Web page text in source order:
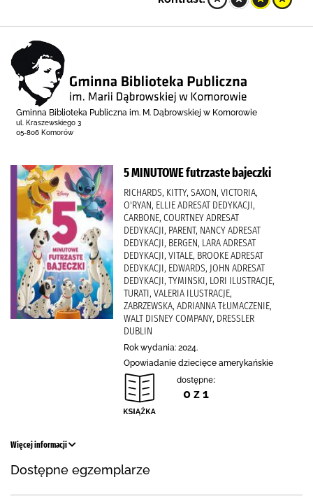
Gminna Biblioteka Publiczna im. M. Dąbrowskiej w Komorowie
ul. Kraszewskiego 3
05-806 Komorów
5 MINUTOWE futrzaste bajeczki
RICHARDS, KITTY, SAXON, VICTORIA,
O'RYAN, ELLIE ADRESAT DEDYKACJI,
CARBONE, COURTNEY ADRESAT
DEDYKACJI, PARENT, NANCY ADRESAT
DEDYKACJI, BERGEN, LARA ADRESAT
DEDYKACJI, VITALE, BROOKE ADRESAT
DEDYKACJI, EDWARDS, JOHN ADRESAT
DEDYKACJI, TYMINSKI, LORI ILUSTRACJE,
TURATI, VALERIA ILUSTRACJE,
ZABRZEWSKA, ADRIANNA TŁUMACZENIE,
WALT DISNEY COMPANY, DRESSLER
DUBLIN
Rok wydania: 2024.
Opowiadanie dziecięce amerykańskie
dostępne:
0 z 1
Więcej informacji
Dostępne egzemplarze